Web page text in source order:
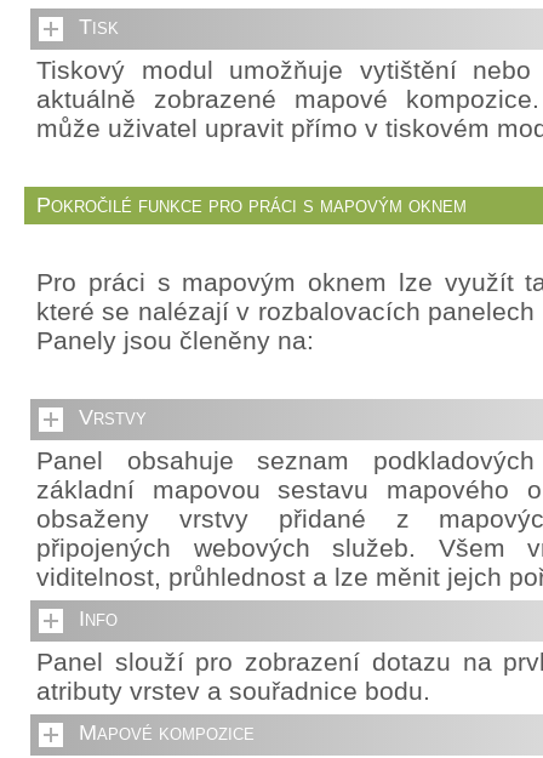
Tisk
Tiskový modul umožňuje vytištění
aktuálně zobrazené mapové
může uživatel upravit přímo v tiskovém
Pokročilé funkce pro práci s mapovým oknem
Pro práci s mapovým oknem lze využít
které se nalézají v rozbalovacích
Panely jsou členěny na:
Vrstvy
Panel obsahuje seznam
základní mapovou sestavu mapového
obsaženy vrstvy přidané z
připojených webových služeb. Všem
viditelnost, průhlednost a lze měnit jejch
Info
Panel slouží pro zobrazení dotazu na
atributy vrstev a souřadnice bodu.
Mapové kompozice